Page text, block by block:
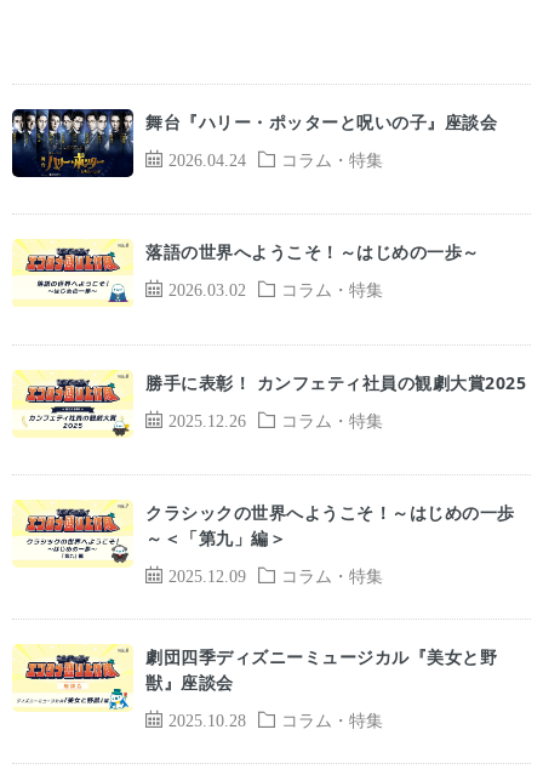
2026.04.24 コラム・特集
舞台『ハリー・ポッターと呪いの子』座談会
2026.03.02 コラム・特集
落語の世界へようこそ！～はじめの一歩～
2025.12.26 コラム・特集
勝手に表彰！ カンフェティ社員の観劇大賞2025
2025.12.09 コラム・特集
クラシックの世界へようこそ！～はじめの一歩
～＜「第九」編＞
2025.10.28 コラム・特集
劇団四季ディズニーミュージカル『美女と野
獣』座談会